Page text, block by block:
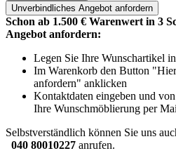
Unverbindliches Angebot anfordern
Schon ab 1.500 € Warenwert in 3
Angebot anfordern:
Legen Sie Ihre Wunschartikel
Im Warenkorb den Button
anfordern" anklicken
Kontaktdaten eingeben und
Ihre Wunschmöblierung per
Selbstverständlich können Sie uns
040 80010227 anrufen.